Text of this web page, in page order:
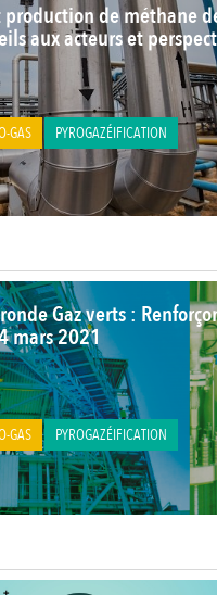
de méthane
aux acteurs et
GAS PYROGAZÉIFICATION
Gaz verts :
mars 2021
GAS PYROGAZÉIFICATION